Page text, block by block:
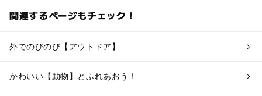
関連するページもチェック！
外でのびのび【アウトドア】
かわいい【動物】とふれあおう！